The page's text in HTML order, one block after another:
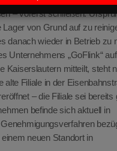
– vorerst schließen.
Lager von Grund auf zu
danach wieder in Betrieb zu
Unternehmens „GoFlink“ auf
Kaiserslautern mitteilt, steht
alte Filiale in der
– die Filiale sei bereits
befinde sich aktuell in
neuen Standort in